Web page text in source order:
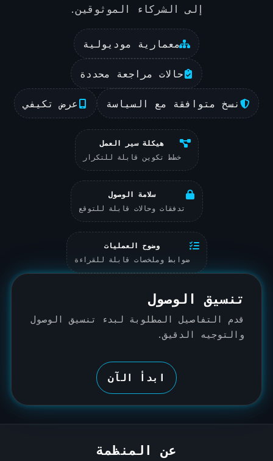
إلى الشركاء الموثوقين.
معمارية موديولية
حالات مراجعة محددة
نسخ متوافقة مع السياسة عرض تكيفي
هيكلة سير العمل
خطط تكوين قابلة للتكرار
سلامة الوصول
تدفقات وحالات قابلة للتوقع
وضوح العمليات
ضوابط وملخصات قابلة للقراءة
تنسيق الوصول
قدم التفاصيل المطلوبة لبدء تنسيق الوصول
والتوجيه الدقيق.
ابدأ الآن
عن المنظمة